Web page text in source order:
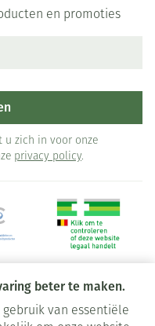
beter te maken.
van essentiële
en promoties
u zich in voor onze
privacy policy.